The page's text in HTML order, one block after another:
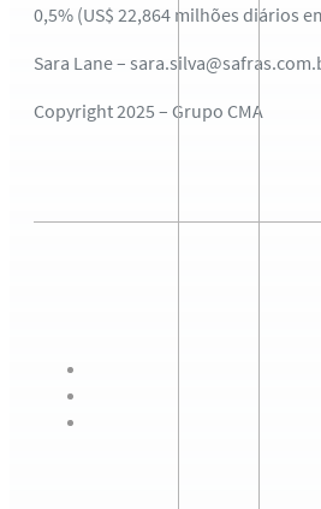
0,5% (US$ 22,864 milhões diários
Sara Lane –
Copyright 2025 – Grupo CMA